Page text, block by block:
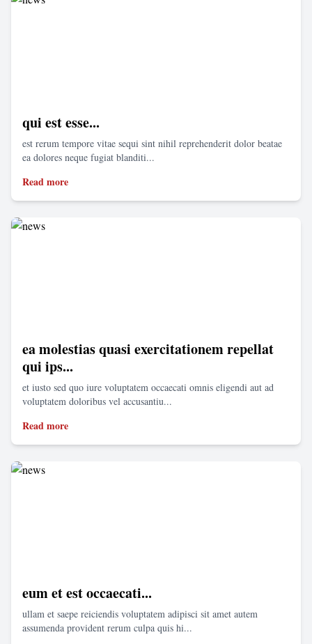
qui est esse...
est rerum tempore vitae sequi sint nihil reprehenderit dolor beatae
ea dolores neque fugiat blanditi...
Read more
ea molestias quasi exercitationem repellat
qui ips...
et iusto sed quo iure voluptatem occaecati omnis eligendi aut ad
voluptatem doloribus vel accusantiu...
Read more
eum et est occaecati...
ullam et saepe reiciendis voluptatem adipisci sit amet autem
assumenda provident rerum culpa quis hi...